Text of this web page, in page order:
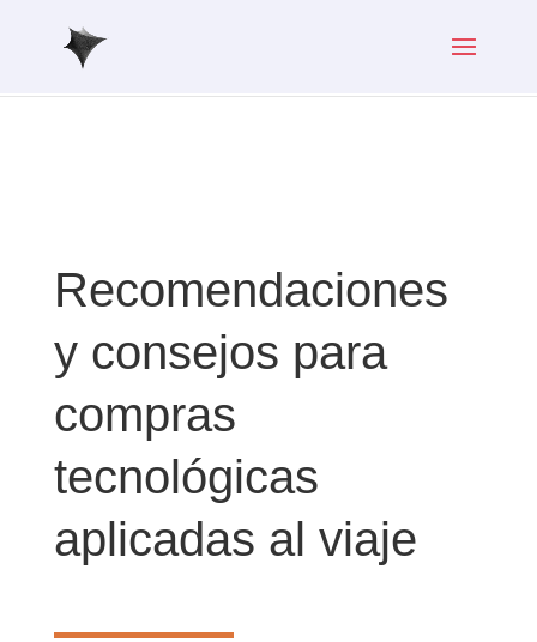
Recomendaciones
y consejos para
compras
tecnológicas
aplicadas al viaje